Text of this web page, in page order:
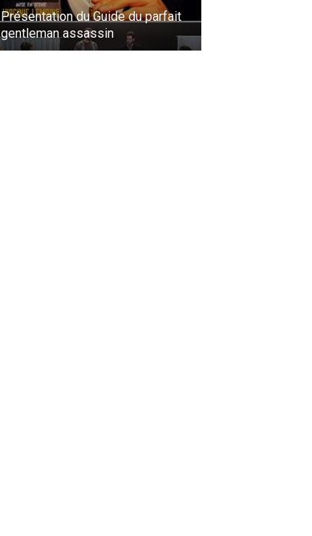
Présentation du Guide du parfait
gentleman assassin